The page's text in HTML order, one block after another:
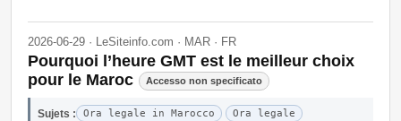
2026-06-29 · LeSiteinfo.com · MAR · FR
Pourquoi l’heure GMT est le meilleur choix
pour le Maroc
Accesso non specificato
Sujets : Ora legale in Marocco Ora legale